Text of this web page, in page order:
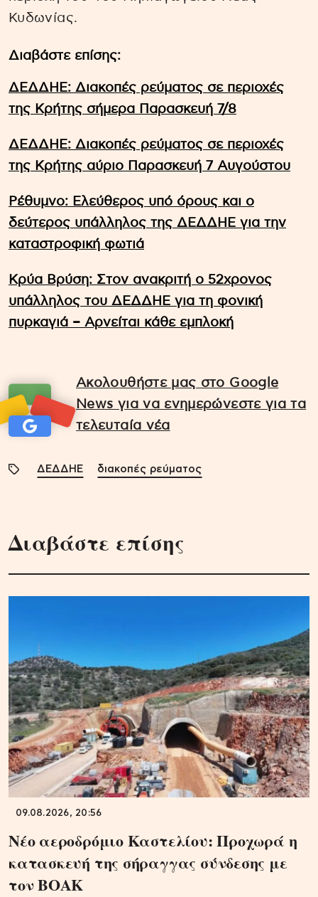
Κυδωνίας.
Διαβάστε επίσης:
ΔΕΔΔΗΕ: Διακοπές ρεύματος σε περιοχές
της Κρήτης σήμερα Παρασκευή 7/8
ΔΕΔΔΗΕ: Διακοπές ρεύματος σε περιοχές
της Κρήτης αύριο Παρασκευή 7 Αυγούστου
Ρέθυμνο: Ελεύθερος υπό όρους και ο
δεύτερος υπάλληλος της ΔΕΔΔΗΕ για την
καταστροφική φωτιά
Κρύα Βρύση: Στον ανακριτή ο 52χρονος
υπάλληλος του ΔΕΔΔΗΕ για τη φονική
πυρκαγιά – Αρνείται κάθε εμπλοκή
Ακολουθήστε μας στο Google
News για να ενημερώνεστε για τα
τελευταία νέα
ΔΕΔΔΗΕ διακοπές ρεύματος
Διαβάστε επίσης
09.08.2026, 20:56
Νέο αεροδρόμιο Καστελίου: Προχωρά η
κατασκευή της σήραγγας σύνδεσης με
τον ΒΟΑΚ